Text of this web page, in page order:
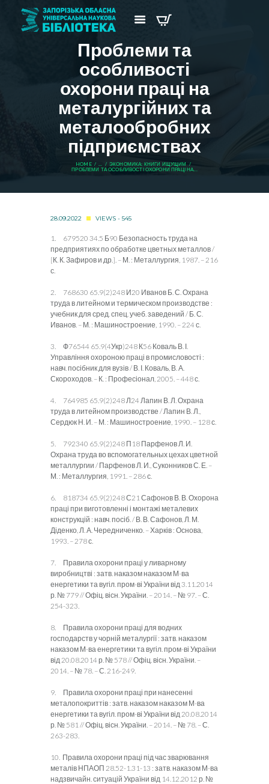
Проблеми та
особливості
охорони праці на
металургійних та
металообробних
підприємствах
HOME ...
ЭКОНОМИКА: КНИГИ ИЩУЩИМ
ПРОБЛЕМИ ТА ОСОБЛИВОСТІ ОХОРОНИ ПРАЦІ НА...
28.09.2022 VIEWS - 545
1. 679520 34.5 Б90 Безопасность труда на
предприятиях по обработке цветных металлов /
[К. К. Зафиров и др.]. – М. : Металлургия, 1987. – 216
с.
2. 768630 65.9(2)248 И20 Иванов Б. С. Охрана
труда в литейном и термическом производстве :
учебник для сред. спец. учеб. заведений / Б. С.
Иванов. – М. : Машиностроение, 1990. – 224 с.
3. Ф76544 65.9(4Укр)248 К56 Коваль В. І.
Управління охороною праці в промисловості :
навч. посібник для вузів / В. І. Коваль, В. А.
Скороходов. – К. : Професіонал, 2005. – 448 с.
4. 764985 65.9(2)248 Л24 Лапин В. Л. Охрана
труда в литейном производстве / Лапин В. Л.,
Сердюк Н. И. – М. : Машиностроение, 1990. – 128 с.
5. 792340 65.9(2)248 П18 Парфенов Л. И.
Охрана труда во вспомогательных цехах цветной
металлургии / Парфенов Л. И., Суконников С. Е. –
М. : Металлургия, 1991. – 286 с.
6. 818734 65.9(2)248 С21 Сафонов В. В. Охорона
праці при виготовленні і монтажі металевих
конструкцій : навч. посіб. / В. В. Сафонов, Л. М.
Діденко, Л. А. Чередниченко. – Харків : Основа,
1993. – 278 с.
7. Правила охорони праці у ливарному
виробництві : затв. наказом наказом М-ва
енергетики та вугіл. пром-ві України від 3.11.2014
р. № 779 // Офіц. вісн. України. – 2014. – № 97. – С.
254-323.
8. Правила охорони праці для водних
господарств у чорній металургії : затв. наказом
наказом М-ва енергетики та вугіл. пром-ві України
від 20.08.2014 р. № 578 // Офіц. вісн. України. –
2014. – № 78. – С. 216-249.
9. Правила охорони праці при нанесенні
металопокриттів : затв. наказом наказом М-ва
енергетики та вугіл. пром-ві України від 20.08.2014
р. № 581 // Офіц. вісн. України. – 2014. – № 78. – С.
263-283.
10. Правила охорони праці під час зварювання
металів НПАОП 28.52-1.31-13 : затв. наказом М-ва
надзвичайн. ситуацій України від 14.12.2012 р. №